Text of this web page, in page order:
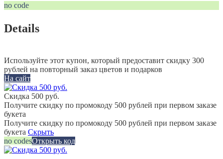
no code
Details
Используйте этот купон, который предоставит скидку 300
рублей на повторный заказ цветов и подарков
На сайт
Скидка 500 руб.
Получите скидку по промокоду 500 рублей при первом заказе
букета
Получите скидку по промокоду 500 рублей при первом заказе
букета Скрыть
no codesОткрыть код